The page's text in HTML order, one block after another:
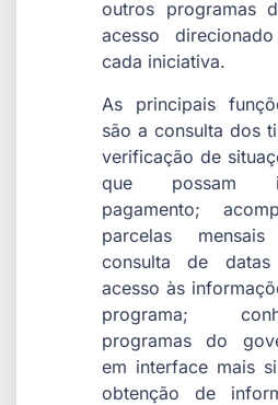
outros programas
acesso
cada iniciativa.
As principais
são a consulta dos
verificação de
que possam
pagamento;
parcelas
consulta de
acesso às
programa;
programas do
em interface mais
obtenção de